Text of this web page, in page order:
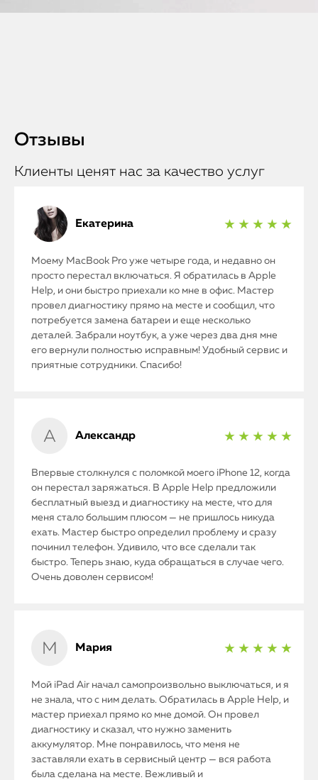
Отзывы
Клиенты ценят нас за качество услуг
Екатерина ★ ★ ★ ★ ★
Моему MacBook Pro уже четыре года, и недавно он
просто перестал включаться. Я обратилась в Apple
Help, и они быстро приехали ко мне в офис. Мастер
провел диагностику прямо на месте и сообщил, что
потребуется замена батареи и еще несколько
деталей. Забрали ноутбук, а уже через два дня мне
его вернули полностью исправным! Удобный сервис и
приятные сотрудники. Спасибо!
Александр ★ ★ ★ ★ ★
Впервые столкнулся с поломкой моего iPhone 12, когда
он перестал заряжаться. В Apple Help предложили
бесплатный выезд и диагностику на месте, что для
меня стало большим плюсом — не пришлось никуда
ехать. Мастер быстро определил проблему и сразу
починил телефон. Удивило, что все сделали так
быстро. Теперь знаю, куда обращаться в случае чего.
Очень доволен сервисом!
Мария ★ ★ ★ ★ ★
Мой iPad Air начал самопроизвольно выключаться, и я
не знала, что с ним делать. Обратилась в Apple Help, и
мастер приехал прямо ко мне домой. Он провел
диагностику и сказал, что нужно заменить
аккумулятор. Мне понравилось, что меня не
заставляли ехать в сервисный центр — вся работа
была сделана на месте. Вежливый и